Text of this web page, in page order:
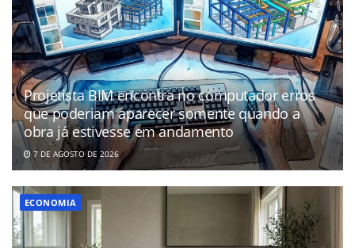
Projetista BIM encontra no computador erros
que poderiam aparecer somente quando a
obra já estivesse em andamento
7 DE AGOSTO DE 2026
ECONOMIA